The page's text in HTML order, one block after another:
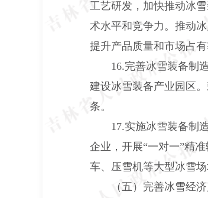
工艺研发，加快推动冰
术水平和竞争力。推动
提升产品质量和市场占有
16.完善冰雪装备制造
建设冰雪装备产业园区
条。
17.实施冰雪装备制造
企业，开展“一对一”精
车、压雪机等大型冰雪
（五）完善冰雪经济